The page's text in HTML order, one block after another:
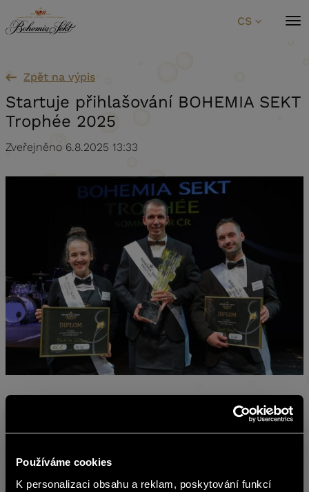
Používáme cookies
K personalizaci obsahu a reklam, poskytování funkcí
Přeskočit na obsah
CS
Zpět na výpis
Startuje přihlašování BOHEMIA SEKT
Trophée 2025
Zveřejněno 6.8.2025 13:33
Opět hledáme nové sommelierské talenty i zkušené
profesionály, kteří chtějí předvést své dovednosti před
odbornou porotou a stát se součástí prestižní soutěže,
BOHEMIA SEKT Trophée 2025 nabídne opět dvě soutěžní